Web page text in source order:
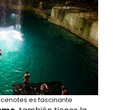
es fascinante